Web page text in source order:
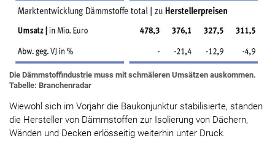
Die Dämmstoffindustrie muss mit schmäleren Umsätzen auskommen.
Tabelle: Branchenradar
Wiewohl sich im Vorjahr die Baukonjunktur stabilisierte, standen
die Hersteller von Dämmstoffen zur Isolierung von Dächern,
Wänden und Decken erlösseitig weiterhin unter Druck.